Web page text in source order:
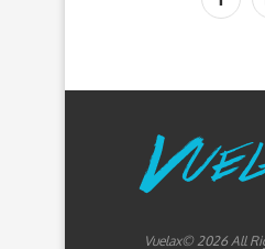
Vuelax© 2026 All